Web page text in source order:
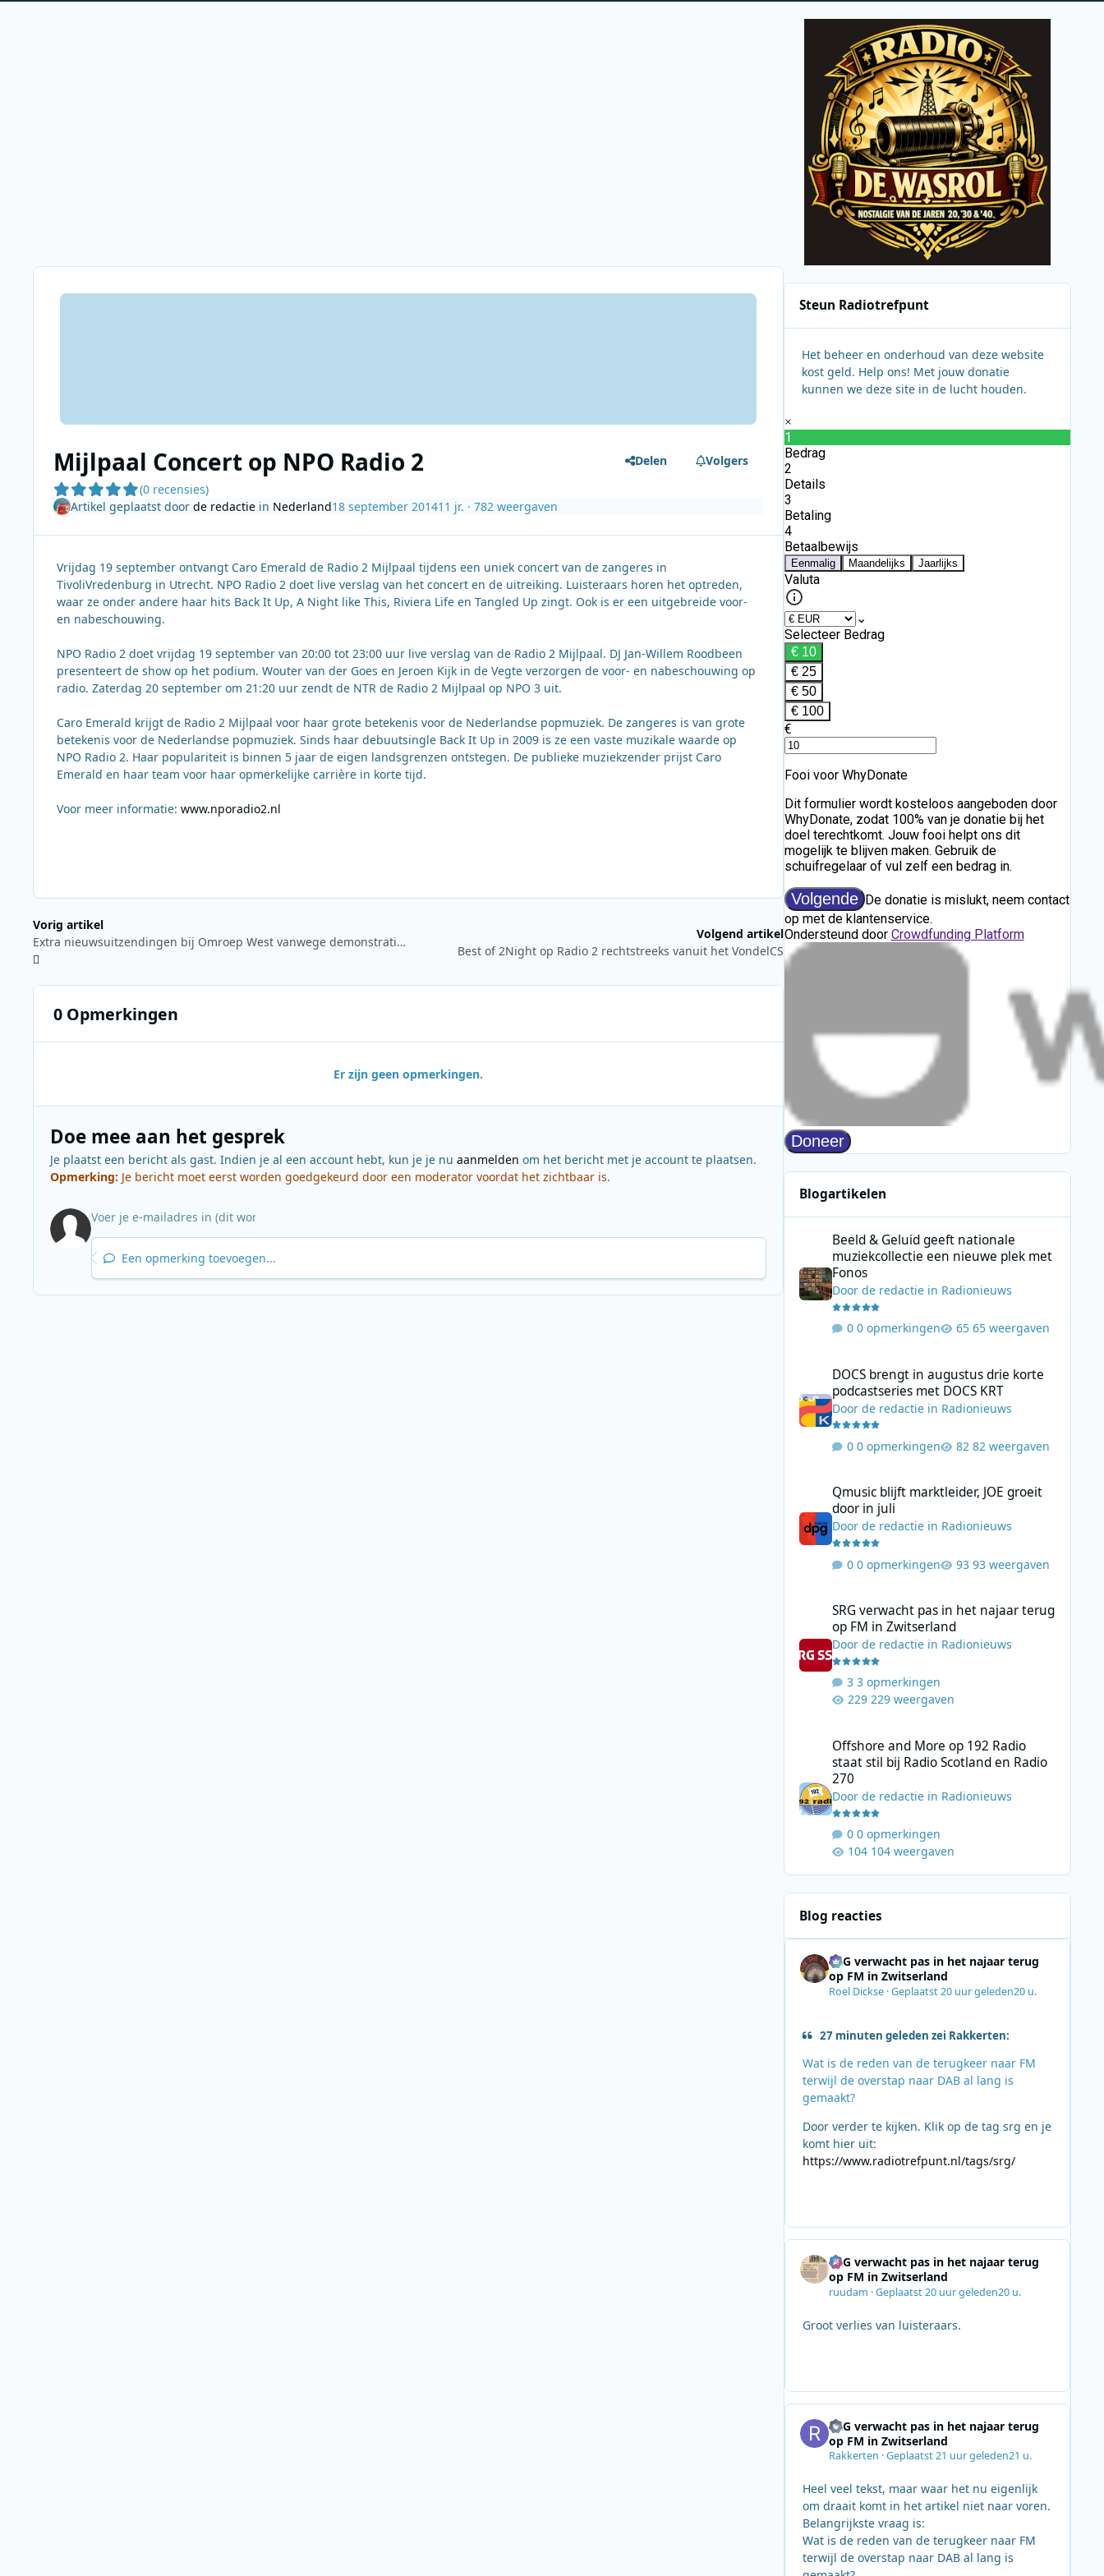
Mijlpaal Concert op NPO Radio 2
(0 recensies)
Delen Volgers
Artikel geplaatst door de redactiein Nederland18 september 201411 jr. · 782 weergaven
Vrijdag 19 september ontvangt Caro Emerald de Radio 2 Mijlpaal tijdens een uniek concert van de zangeres in
TivoliVredenburg in Utrecht. NPO Radio 2 doet live verslag van het concert en de uitreiking. Luisteraars horen het optreden,
waar ze onder andere haar hits Back It Up, A Night like This, Riviera Life en Tangled Up zingt. Ook is er een uitgebreide voor-
en nabeschouwing.
NPO Radio 2 doet vrijdag 19 september van 20:00 tot 23:00 uur live verslag van de Radio 2 Mijlpaal. DJ Jan-Willem Roodbeen
presenteert de show op het podium. Wouter van der Goes en Jeroen Kijk in de Vegte verzorgen de voor- en nabeschouwing op
radio. Zaterdag 20 september om 21:20 uur zendt de NTR de Radio 2 Mijlpaal op NPO 3 uit.
Caro Emerald krijgt de Radio 2 Mijlpaal voor haar grote betekenis voor de Nederlandse popmuziek. De zangeres is van grote
betekenis voor de Nederlandse popmuziek. Sinds haar debuutsingle Back It Up in 2009 is ze een vaste muzikale waarde op
NPO Radio 2. Haar populariteit is binnen 5 jaar de eigen landsgrenzen ontstegen. De publieke muziekzender prijst Caro
Emerald en haar team voor haar opmerkelijke carrière in korte tijd.
Voor meer informatie: www.nporadio2.nl
Vorig artikel
Extra nieuwsuitzendingen bij Omroep West vanwege demonstraties
Volgend artikel
Best of 2Night op Radio 2 rechtstreeks vanuit het VondelCS
0 Opmerkingen
Er zijn geen opmerkingen.
Doe mee aan het gesprek
Je plaatst een bericht als gast. Indien je al een account hebt, kun je je nu aanmelden om het bericht met je account te plaatsen.
Opmerking: Je bericht moet eerst worden goedgekeurd door een moderator voordat het zichtbaar is.
Een opmerking toevoegen...
Steun Radiotrefpunt
Het beheer en onderhoud van deze website
kost geld. Help ons! Met jouw donatie
kunnen we deze site in de lucht houden.
Blogartikelen
Beeld & Geluid geeft nationale
muziekcollectie een nieuwe plek met
Fonos
Door de redactiein Radionieuws
0 opmerkingen 65 weergaven
DOCS brengt in augustus drie korte
podcastseries met DOCS KRT
Door de redactiein Radionieuws
0 opmerkingen 82 weergaven
Qmusic blijft marktleider, JOE groeit
door in juli
Door de redactiein Radionieuws
0 opmerkingen 93 weergaven
SRG verwacht pas in het najaar terug
op FM in Zwitserland
Door de redactiein Radionieuws
3 opmerkingen
229 weergaven
Offshore and More op 192 Radio
staat stil bij Radio Scotland en Radio
270
Door de redactiein Radionieuws
0 opmerkingen
104 weergaven
Blog reacties
SRG verwacht pas in het najaar terug
op FM in Zwitserland
Roel Dickse·Geplaatst20 uur geleden20 u.
27 minuten geleden zei Rakkerten:
Wat is de reden van de terugkeer naar FM
terwijl de overstap naar DAB al lang is
gemaakt?
Door verder te kijken. Klik op de tag srg en je
komt hier uit:
https://www.radiotrefpunt.nl/tags/srg/
SRG verwacht pas in het najaar terug
op FM in Zwitserland
ruudam ·Geplaatst20 uur geleden20 u.
Groot verlies van luisteraars.
SRG verwacht pas in het najaar terug
op FM in Zwitserland
Rakkerten ·Geplaatst21 uur geleden21 u.
Heel veel tekst, maar waar het nu eigenlijk
om draait komt in het artikel niet naar voren.
Belangrijkste vraag is:
Wat is de reden van de terugkeer naar FM
terwijl de overstap naar DAB al lang is